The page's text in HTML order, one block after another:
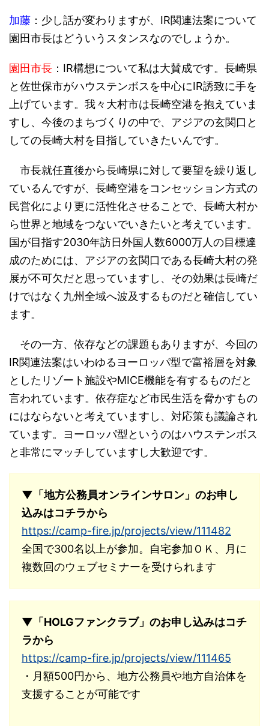
加藤 ：少し話が変わりますが、IR関連法案について
園田市長はどういうスタンスなのでしょうか。
園田市長 ：IR構想について私は大賛成です。長崎県
と佐世保市がハウステンボスを中心にIR誘致に手を
上げています。我々大村市は長崎空港を抱えていま
すし、今後のまちづくりの中で、アジアの玄関口と
しての長崎大村を目指していきたいんです。
市長就任直後から長崎県に対して要望を繰り返し
ているんですが、長崎空港をコンセッション方式の
民営化により更に活性化させることで、長崎大村か
ら世界と地域をつないでいきたいと考えています。
国が目指す2030年訪日外国人数6000万人の目標達
成のためには、アジアの玄関口である長崎大村の発
展が不可欠だと思っていますし、その効果は長崎だ
けではなく九州全域へ波及するものだと確信してい
ます。
その一方、依存などの課題もありますが、今回の
IR関連法案はいわゆるヨーロッパ型で富裕層を対象
としたリゾート施設やMICE機能を有するものだと
言われています。依存症など市民生活を脅かすもの
にはならないと考えていますし、対応策も議論され
ています。ヨーロッパ型というのはハウステンボス
と非常にマッチしていますし大歓迎です。
▼「地方公務員オンラインサロン」のお申し
込みはコチラから
https://camp-fire.jp/projects/view/111482
全国で300名以上が参加。自宅参加ＯＫ、月に
複数回のウェブセミナーを受けられます
▼「HOLGファンクラブ」のお申し込みはコチ
ラから
https://camp-fire.jp/projects/view/111465
・月額500円から、地方公務員や地方自治体を
支援することが可能です